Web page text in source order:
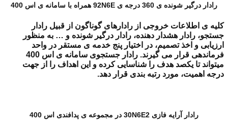
رادار درگیر شونده ی 360 درجه ی 92N6E همراه با سامانه ی اس 400
کلیه ی اطلاعات خروجی از رادارهای گوناگون از قبیل رادار
جستجو، رادار هشدار دهنده، رادار درگیر شونده و … به منظور
ارزیابی و اخذ تصمیم، در اختیار پنج خدمه ی مستقر در واحد
فرماندهی قرار می گیرند. رادار جستجوی سامانه ی اس 400
میتواند تا یکصد هدف را شناسایی کرده و این اهداف را از جهت
درجه اهمیت، مورد رتبه بندی قرار دهد.
رادار آرایه فازی 30N6E2 در مجموعه ی پدافندی اس 400